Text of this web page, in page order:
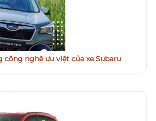
công nghệ ưu việt của xe Subaru